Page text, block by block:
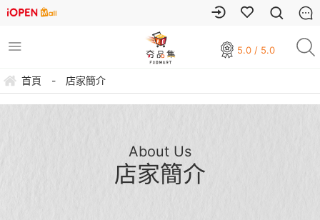
5.0 / 5.0
首頁 - 店家簡介
About Us
店家簡介